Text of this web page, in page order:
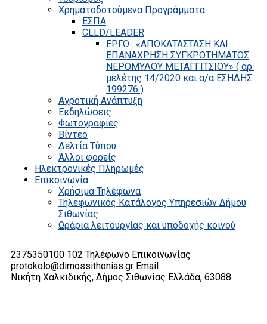
Χρηματοδοτούμενα Προγράμματα
ΕΣΠΑ
CLLD/LEADER
ΕΡΓΟ : «ΑΠΟΚΑΤΑΣΤΑΣΗ ΚΑΙ
ΕΠΑΝΑΧΡΗΣΗ ΣΥΓΚΡΟΤΗΜΑΤΟΣ
ΝΕΡΟΜΥΛΟΥ ΜΕΤΑΓΓΙΤΣΙΟΥ» ( αρ.
μελέτης 14/2020 και α/α ΕΣΗΔΗΣ:
199276 )
Αγροτική Ανάπτυξη
Εκδηλώσεις
Φωτογραφίες
Βίντεο
Δελτία Τύπου
Άλλοι φορείς
Ηλεκτρονικές Πληρωμές
Επικοινωνία
Χρήσιμα Τηλέφωνα
Τηλεφωνικός Κατάλογος Υπηρεσιών Δήμου
Σιθωνίας
Ωράρια λειτουργίας και υποδοχής κοινού
2375350100 102 Τηλέφωνο Επικοινωνίας
protokolo@dimossithonias.gr Email
Νικήτη Χαλκιδικής, Δήμος Σιθωνίας Ελλάδα, 63088